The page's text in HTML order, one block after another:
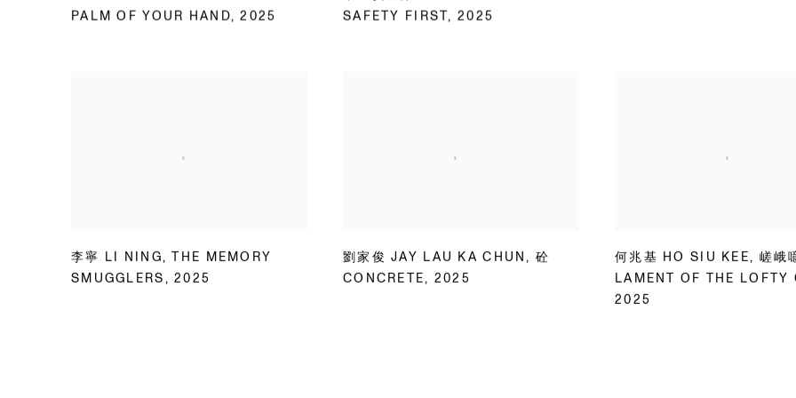
PALM OF YOUR HAND,2025
SAFETY FIRST ,2025
李寧 LI NING,
THE MEMORY
SMUGGLERS ,2025
劉家俊 JAY LAU KA CHUN,砼
CONCRETE, 2025
何兆基 HO SIU KEE, 嵯峨
LAMENT OF THE LOFTY
2025